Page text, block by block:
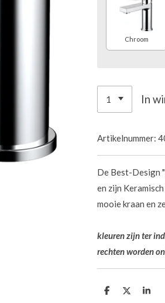
Chroom
In
Artikelnummer:
De Best-Design
en zijn
mooie kraan en
kleuren zijn ter
rechten worden
D
D
S